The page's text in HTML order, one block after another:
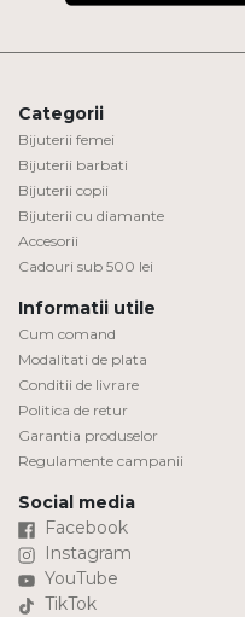
Categorii
Bijuterii femei
Bijuterii barbati
Bijuterii copii
Bijuterii cu diamante
Accesorii
Cadouri sub 500 lei
Informatii utile
Cum comand
Modalitati de plata
Conditii de livrare
Politica de retur
Garantia produselor
Regulamente campanii
Social media
Facebook
Instagram
YouTube
TikTok